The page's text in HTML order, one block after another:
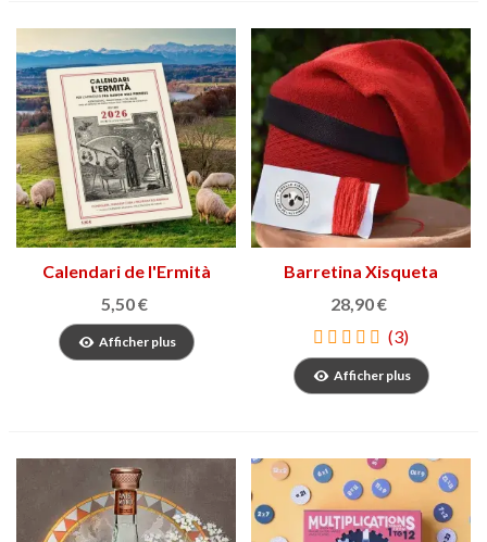
Calendari de l'Ermità
2026
5,50 €
Afficher plus
Barretina Xisqueta
28,90 €
(3)
Afficher plus